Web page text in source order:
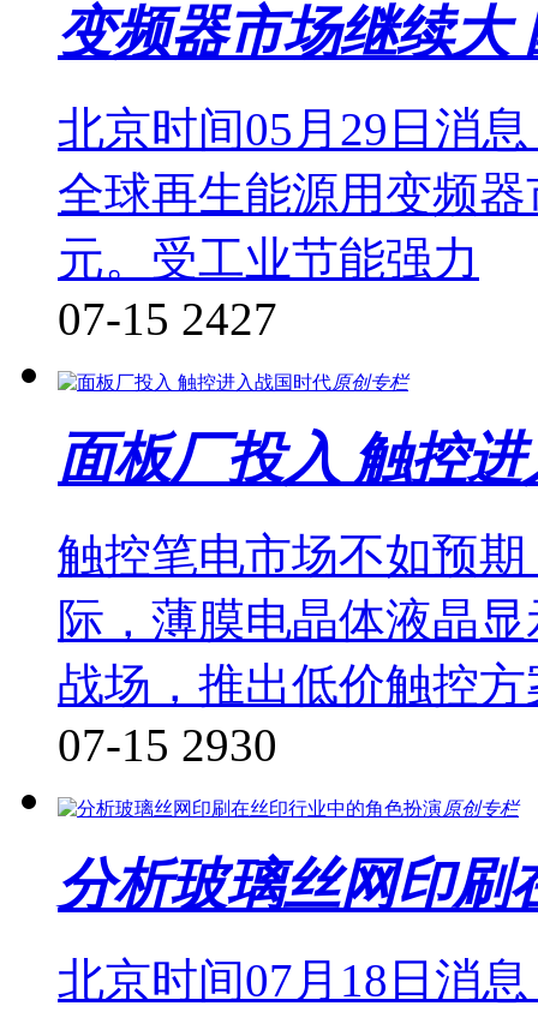
变频器市场继续大
北京时间05月29日消
全球再生能源用变频
元。受工业节能强力
07-15 2427
原创专栏
面板厂投入 触控
触控笔电市场不如预
际，薄膜电晶体液晶
战场，推出低价触控
07-15 2930
原创专栏
分析玻璃丝网印刷
北京时间07月18日消